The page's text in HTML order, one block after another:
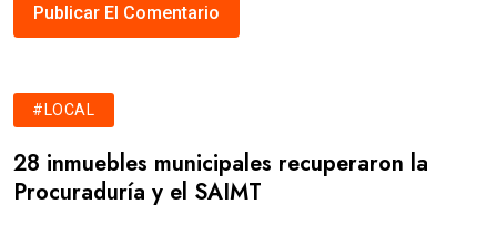
#LOCAL
28 inmuebles municipales recuperaron la
Procuraduría y el SAIMT